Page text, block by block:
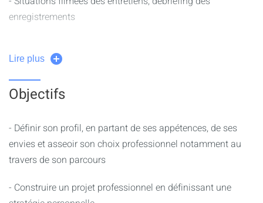
enregistrements
Lire plus
Objectifs
- Définir son profil, en partant de ses appétences, de ses
envies et asseoir son choix professionnel notamment au
travers de son parcours
- Construire un projet professionnel en définissant une